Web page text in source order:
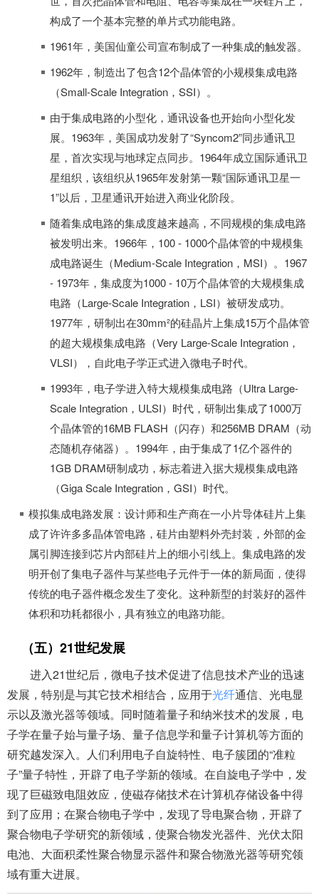
构成了一个基本完整的单片式功能电路。
1961年，美国仙童公司宣布制成了一种集成的触发器。
1962年，制造出了包含12个晶体管的小规模集成电路
（Small-Scale Integration，SSI）。
由于集成电路的小型化，通讯设备也开始向小型化发
展。1963年，美国成功发射了“Syncom2”同步通讯卫
星，首次实现与地球定点同步。1964年成立国际通讯卫
星组织，该组织从1965年发射第一颗“国际通讯卫星一
1”以后，卫星通讯开始进入商业化阶段。
随着集成电路的集成度越来越高，不同规模的集成电路
被发明出来。1966年，100 - 1000个晶体管的中规模集
成电路诞生（Medium-Scale Integration，MSI）。1967
- 1973年，集成度为1000 - 10万个晶体管的大规模集成
电路（Large-Scale Integration，LSI）被研发成功。
1977年，研制出在30mm²的硅晶片上集成15万个晶体管
的超大规模集成电路（Very Large-Scale Integration，
VLSI），自此电子学正式进入微电子时代。
1993年，电子学进入特大规模集成电路（Ultra Large-
Scale Integration，ULSI）时代，研制出集成了1000万
个晶体管的16MB FLASH（闪存）和256MB DRAM（动
态随机存储器）。1994年，由于集成了1亿个器件的
1GB DRAM研制成功，标志着进入据大规模集成电路
（Giga Scale Integration，GSI）时代。
模拟集成电路发展：设计师和生产商在一小片导体硅片上集
成了许许多多晶体管电路，硅片由塑料外壳封装，外部的金
属引脚连接到芯片内部硅片上的细小引线上。集成电路的发
明开创了集电子器件与某些电子元件于一体的新局面，使得
传统的电子器件概念发生了变化。这种新型的封装好的器件
体积和功耗都很小，具有独立的电路功能。
（五）21世纪发展
进入21世纪后，微电子技术促进了信息技术产业的迅速
发展，特别是与其它技术相结合，应用于光纤通信、光电显
示以及激光器等领域。同时随着量子和纳米技术的发展，电
子学在量子始与量子场、量子信息学和量子计算机等方面的
研究越发深入。人们利用电子自旋特性、电子簇团的“准粒
子”量子特性，开辟了电子学新的领域。在自旋电子学中，发
现了巨磁致电阻效应，使磁存储技术在计算机存储设备中得
到了应用；在聚合物电子学中，发现了导电聚合物，开辟了
聚合物电子学研究的新领域，使聚合物发光器件、光伏太阳
电池、大面积柔性聚合物显示器件和聚合物激光器等研究领
域有重大进展。